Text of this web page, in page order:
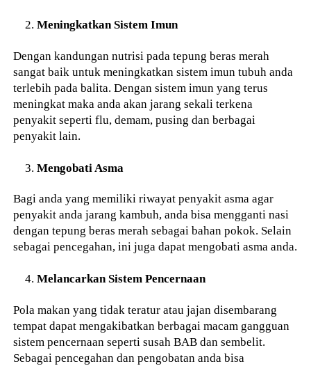
Meningkatkan Sistem Imun
Dengan kandungan nutrisi pada tepung beras merah
sangat baik untuk meningkatkan sistem imun tubuh anda
terlebih pada balita. Dengan sistem imun yang terus
meningkat maka anda akan jarang sekali terkena
penyakit seperti flu, demam, pusing dan berbagai
penyakit lain.
Mengobati Asma
Bagi anda yang memiliki riwayat penyakit asma agar
penyakit anda jarang kambuh, anda bisa mengganti nasi
dengan tepung beras merah sebagai bahan pokok. Selain
sebagai pencegahan, ini juga dapat mengobati asma anda.
Melancarkan Sistem Pencernaan
Pola makan yang tidak teratur atau jajan disembarang
tempat dapat mengakibatkan berbagai macam gangguan
sistem pencernaan seperti susah BAB dan sembelit.
Sebagai pencegahan dan pengobatan anda bisa